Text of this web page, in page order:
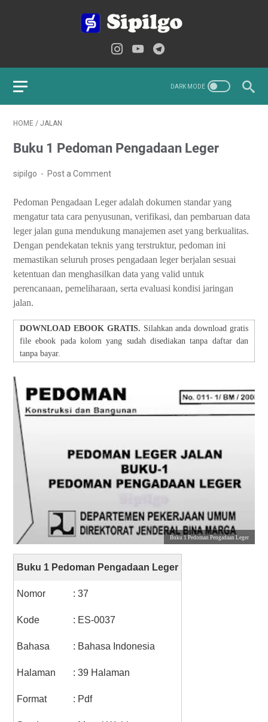
HOME / JALAN
Buku 1 Pedoman Pengadaan Leger
sipilgo Post a Comment
Pedoman Pengadaan Leger adalah dokumen standar yang
mengatur tata cara penyusunan, verifikasi, dan pembaruan data
leger jalan guna mendukung manajemen aset yang berkualitas.
Dengan pendekatan teknis yang terstruktur, pedoman ini
memastikan seluruh proses pengadaan leger berjalan sesuai
ketentuan dan menghasilkan data yang valid untuk
perencanaan, pemeliharaan, serta evaluasi kondisi jaringan
jalan.
DOWNLOAD EBOOK GRATIS. Silahkan anda download gratis
file ebook pada kolom yang sudah disediakan tanpa daftar dan
tanpa bayar.
Buku 1 Pedoman Pengadaan Leger
Buku 1 Pedoman Pengadaan Leger
Nomor : 37
Kode : ES-0037
Bahasa : Bahasa Indonesia
Halaman : 39 Halaman
Format : Pdf